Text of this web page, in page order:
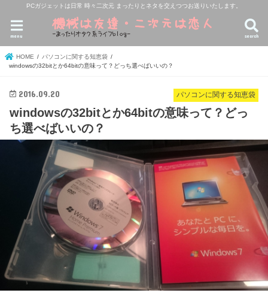
PCガジェットは日常 時々二次元 まったりとネタを交えつつお送りいたします。
search
menu
HOME
パソコンに関する知恵袋
windowsの32bitとか64bitの意味って？どっち選べばいいの？
パソコンに関する知恵袋
2016.09.20
windowsの32bitとか64bitの意味って？どっ
ち選べばいいの？